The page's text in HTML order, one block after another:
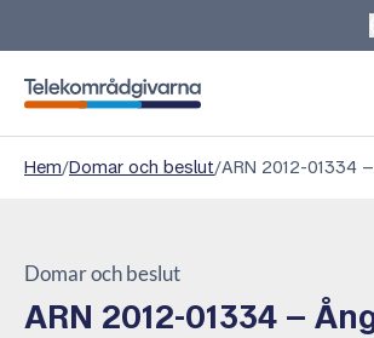
Telekområdgivarna
Hem/Domar och beslut/
Domar och beslut
ARN 2012-01334 –